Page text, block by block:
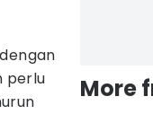
perlu
More